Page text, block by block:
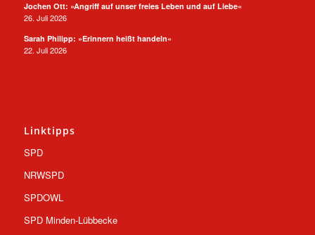
Jochen Ott: »Angriff auf unser freies Leben und auf Liebe«
26. Juli 2026
Sarah Philipp: »Erinnern heißt handeln«
22. Juli 2026
Linktipps
SPD
NRWSPD
SPDOWL
SPD Minden-Lübbecke